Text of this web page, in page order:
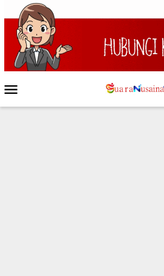
Loncat
ke
konten
Mobile